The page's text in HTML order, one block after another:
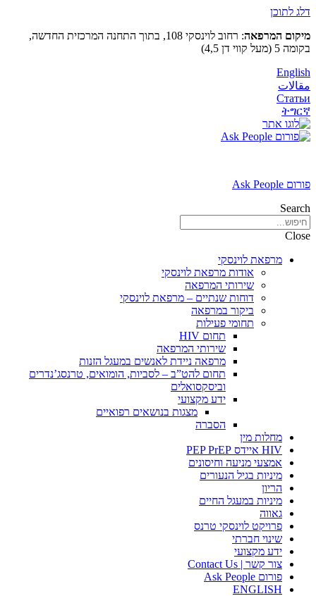
דלג לתוכן
מיקום המרפאה
: רחוב לוינסקי 108, בתוך התחנה המרכזית החדשה,
בקומה 5 (מעל קווי דן 4,5)
English
مقالات
Статьи
ትግርኛ
פורום Ask People
Search
Close
מרפאת לוינסקי
אודות מרפאת לוינסקי
שירותי המרפאה
דוחות שנתיים – מרפאת לוינסקי
ביקור במרפאה
תחומי פעילות
תחום HIV
שירותי המרפאה
מרפאה ניידת לאנשים במעגל הזנות
תחום להט”ב – לסביות, הומואים, טרנסג’נדרים
וביסקסואלים
ידע מקצועי
מצגות בנושאים רפואיים
הסברה
מחלות מין
HIV איידס PEP PrEP
אמצעי מניעה וחיסונים
מיניות בגיל הנעורים
הריון
מיניות במעגל החיים
גאווה
פרויקט לוינסקי טרנס
שינוי חברתי
ידע מקצועי
צור קשר | Contact Us
פורום Ask People
ENGLISH